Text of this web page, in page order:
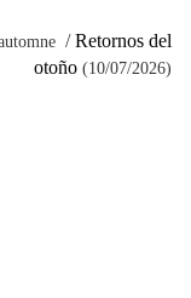
/Retornos del
otoño (10/07/2026)